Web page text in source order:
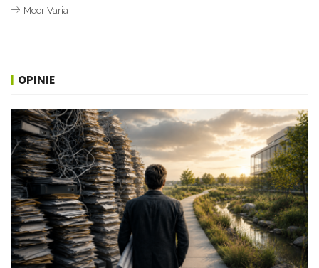
Meer Varia
OPINIE